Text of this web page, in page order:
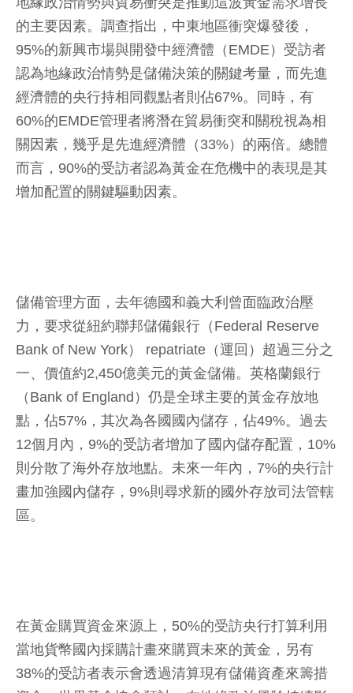
的主要因素。調查指出，中東地區衝突爆發後，
95%的新興市場與開發中經濟體（EMDE）受訪者
認為地緣政治情勢是儲備決策的關鍵考量，而先進
經濟體的央行持相同觀點者則佔67%。同時，有
60%的EMDE管理者將潛在貿易衝突和關稅視為相
關因素，幾乎是先進經濟體（33%）的兩倍。總體
而言，90%的受訪者認為黃金在危機中的表現是其
增加配置的關鍵驅動因素。
儲備管理方面，去年德國和義大利曾面臨政治壓
力，要求從紐約聯邦儲備銀行（Federal Reserve
Bank of New York） repatriate（運回）超過三分之
一、價值約2,450億美元的黃金儲備。英格蘭銀行
（Bank of England）仍是全球主要的黃金存放地
點，佔57%，其次為各國國內儲存，佔49%。過去
12個月內，9%的受訪者增加了國內儲存配置，10%
則分散了海外存放地點。未來一年內，7%的央行計
畫加強國內儲存，9%則尋求新的國外存放司法管轄
區。
在黃金購買資金來源上，50%的受訪央行打算利用
當地貨幣國內採購計畫來購買未來的黃金，另有
38%的受訪者表示會透過清算現有儲備資產來籌措